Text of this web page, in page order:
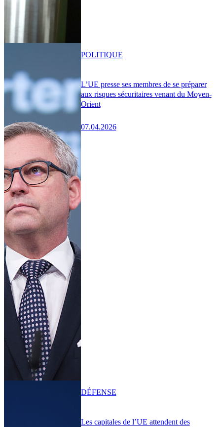
L’UE presse ses membres de se préparer
aux risques sécuritaires venant du Moyen-
Orient
07.04.2026
POLITIQUE
Les capitales de l’UE attendent des
DÉFENSE